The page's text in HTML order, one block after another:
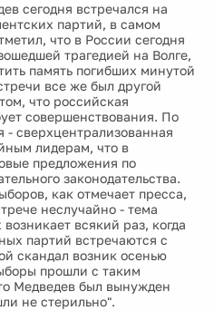
сегодня встречался на
партий, в самом
что в России сегодня
трагедией на Волге,
память погибших минутой
все же был другой
что российская
совершенствования. По
сверхцентрализованная
лидерам, что в
предложения по
законодательства.
как отмечает пресса,
неслучайно - тема
всякий раз, когда
партий встречаются с
скандал возник осенью
прошли с таким
Медведев был вынужден
не стерильно".